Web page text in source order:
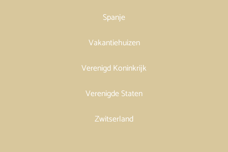
Spanje
Vakantiehuizen
Verenigd Koninkrijk
Verenigde Staten
Zwitserland